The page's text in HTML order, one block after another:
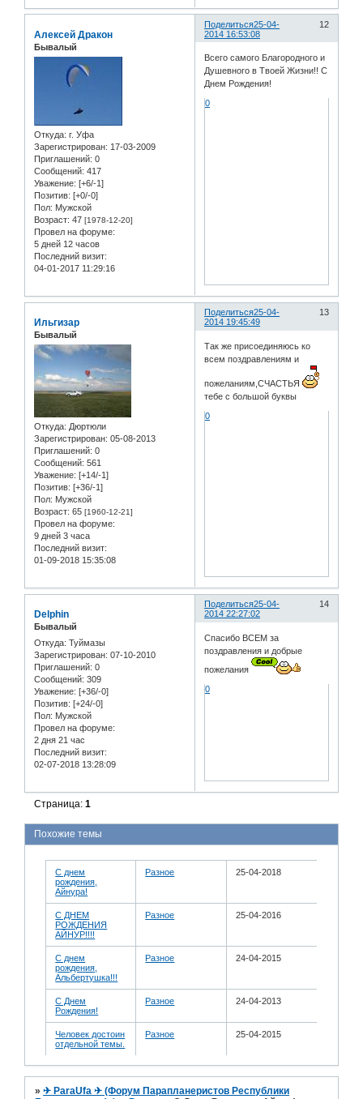
Поделиться 12
25-04-
2014 16:53:08
Алексей Дракон
Бывалый
Откуда: г. Уфа
Зарегистрирован: 17-03-2009
Приглашений: 0
Сообщений: 417
Уважение: [+6/-1]
Позитив: [+0/-0]
Пол: Мужской
Возраст: 47 [1978-12-20]
Провел на форуме:
5 дней 12 часов
Последний визит:
04-01-2017 11:29:16
Всего самого Благородного и
Душевного в Твоей Жизни!! С
Днем Рождения!
0
Поделиться 13
25-04-
2014 19:45:49
Ильгизар
Бывалый
Откуда: Дюртюли
Зарегистрирован: 05-08-2013
Приглашений: 0
Сообщений: 561
Уважение: [+14/-1]
Позитив: [+36/-1]
Пол: Мужской
Возраст: 65 [1960-12-21]
Провел на форуме:
9 дней 3 часа
Последний визит:
01-09-2018 15:35:08
Так же присоединяюсь ко
всем поздравлениям и
пожеланиям,СЧАСТЬЯ
тебе с большой буквы
0
Поделиться 14
25-04-
2014 22:27:02
Delphin
Бывалый
Откуда: Туймазы
Зарегистрирован: 07-10-2010
Приглашений: 0
Сообщений: 309
Уважение: [+36/-0]
Позитив: [+24/-0]
Пол: Мужской
Провел на форуме:
2 дня 21 час
Последний визит:
02-07-2018 13:28:09
Спасибо ВСЕМ за
поздравления и добрые
пожелания
0
Страница:1
Похожие темы
С днем
рождения,
Айнура!
Разное 25-04-2018
С ДНЕМ
РОЖДЕНИЯ
АЙНУР!!!!
Разное 25-04-2016
С днем
рождения,
Альбертушка!!!
Разное 24-04-2015
C Днем
Рождения!
Разное 24-04-2013
Человек достоин
отдельной темы.
Разное 25-04-2015
»✈ ParaUfa ✈ (Форум Парапланеристов Республики